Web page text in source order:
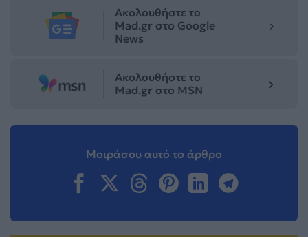
Ακολουθήστε το
Mad.gr στο Google
News
Ακολουθήστε το
Mad.gr στο MSN
Μοιράσου αυτό το άρθρο